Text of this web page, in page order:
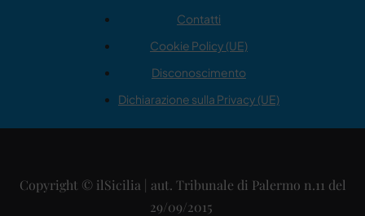
Contatti
Cookie Policy (UE)
Disconoscimento
Dichiarazione sulla Privacy (UE)
Copyright © ilSicilia | aut. Tribunale di Palermo n.11 del
29/09/2015